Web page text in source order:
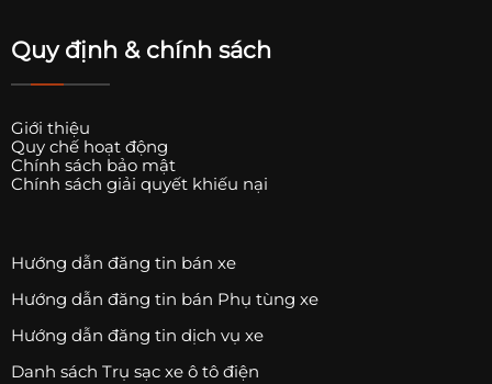
Quy định & chính sách
Giới thiệu
Quy chế hoạt động
Chính sách bảo mật
Chính sách giải quyết khiếu nại
Hướng dẫn đăng tin bán xe
Hướng dẫn đăng tin bán Phụ tùng xe
Hướng dẫn đăng tin dịch vụ xe
Danh sách Trụ sạc xe ô tô điện